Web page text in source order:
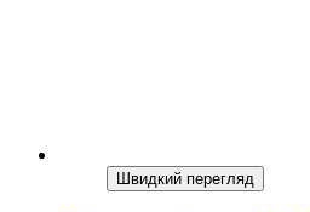
Швидкий перегляд